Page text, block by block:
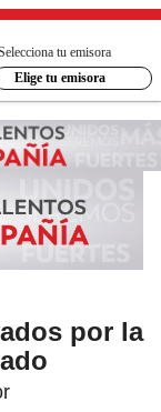
tu emisora
Elige tu emisora
por la